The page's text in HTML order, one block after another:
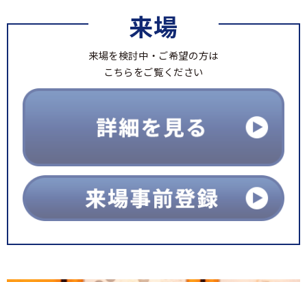
来場
来場を検討中・ご希望の方は
こちらをご覧ください